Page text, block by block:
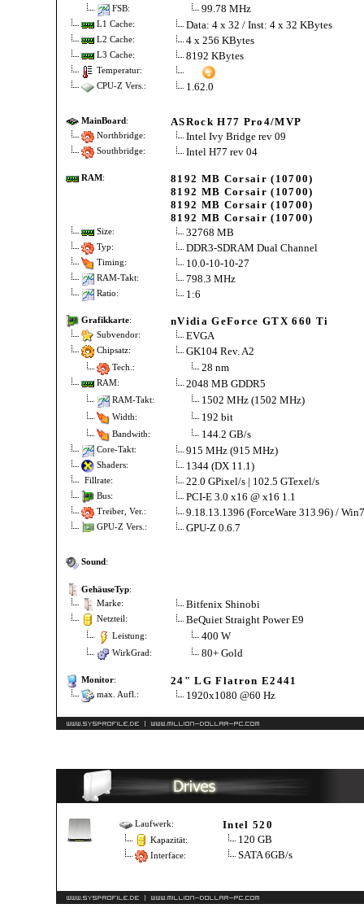
FSB: 99.78 MHz
L1 Cache: Data: 4 x 32 / Inst: 4 x 32 KBytes
L2 Cache: 4 x 256 KBytes
L3 Cache: 8192 KBytes
Temperatur:
CPU-Z Vers.:
1.62.0
MainBoard: ASRock H77 Pro4/MVP
Northbridge: Intel Ivy Bridge rev 09
Southbridge: Intel H77 rev 04
RAM:
8192 MB Corsair (10700)
8192 MB Corsair (10700)
8192 MB Corsair (10700)
8192 MB Corsair (10700)
Size: 32768 MB
Typ: DDR3-SDRAM Dual Channel
Timing: 10.0-10-10-27
RAM-Takt: 798.3 MHz
Ratio: 1:6
Grafikkarte: nVidia GeForce GTX 660 Ti
Subvendor: EVGA
Chipsatz: GK104 Rev. A2
Tech.: 28 nm
RAM: 2048 MB GDDR5
RAM-Takt: 1502 MHz (1502 MHz)
Width: 192 bit
Bandwith: 144.2 GB/s
Core-Takt: 915 MHz (915 MHz)
Shaders: 1344 (DX 11.1)
Fillrate: 22.0 GPixel/s | 102.5 GTexel/s
Bus: PCI-E 3.0 x16 @ x16 1.1
Treiber, Ver.: 9.18.13.1396 (ForceWare 313.96) /
GPU-Z Vers.: GPU-Z 0.6.7
Sound:
GehäuseTyp:
Marke:
Bitfenix Shinobi
Netzteil: BeQuiet Straight Power E9
Leistung: 400 W
WirkGrad: 80+ Gold
Monitor: 24" LG Flatron E2441
max. Aufl.: 1920x1080 @60 Hz
Laufwerk: Intel 520
Kapazität: 120 GB
Interface: SATA 6GB/s